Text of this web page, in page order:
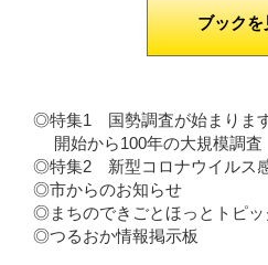
ブックを
◎特集1 国勢調査が始まりま
開始から100年の大規模調査
◎特集2 新型コロナウイルス
◎市からのお知らせ
◎まちのできごとほっとトピッ
◎つるおか情報掲示板